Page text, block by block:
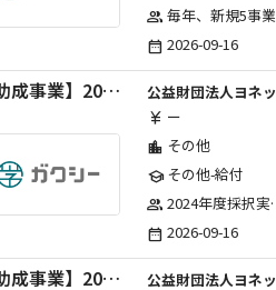
group 毎年、新規5事業前後への助成金交付を予定とし、初年度5事業、2年目合計10事業前後、3年目合計15事業前後、4年目以降は15事業前後にて実施する。 2025年度採択実績：5事業、2026年度採択実績：5事業
date_range 2026-09-16
【助成事業】2027年度（通年）国際交流普及事業に関する助成金
currency_yen ー
location_city その他
schoolその他-給付
group 2024年度採択実績：21事業（前期11・後期10）、2025年度採択実績：30事業（前期15・後期15）、2026年度採択実績：40事業 ※2026年度より、前期・後期の区分を廃止し、年1回の申請受付となりました。
date_range 2026-09-16
【助成事業】2027年度（通年）ジュニアスポーツ振興に関する助成金